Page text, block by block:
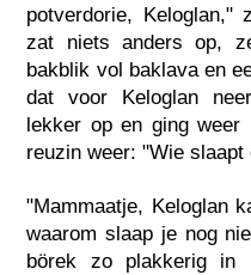
potverdorie,
zat niets anders op,
bakblik vol baklava en
dat voor Keloglan
lekker op en ging
reuzin weer: "Wie
"Mammaatje, Keloglan
waarom slaap je nog
börek zo plakkerig in